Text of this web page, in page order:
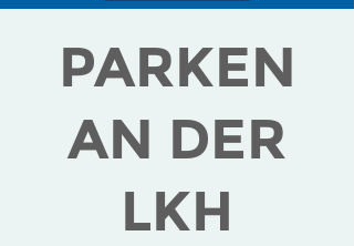
PARKEN
AN DER
LKH